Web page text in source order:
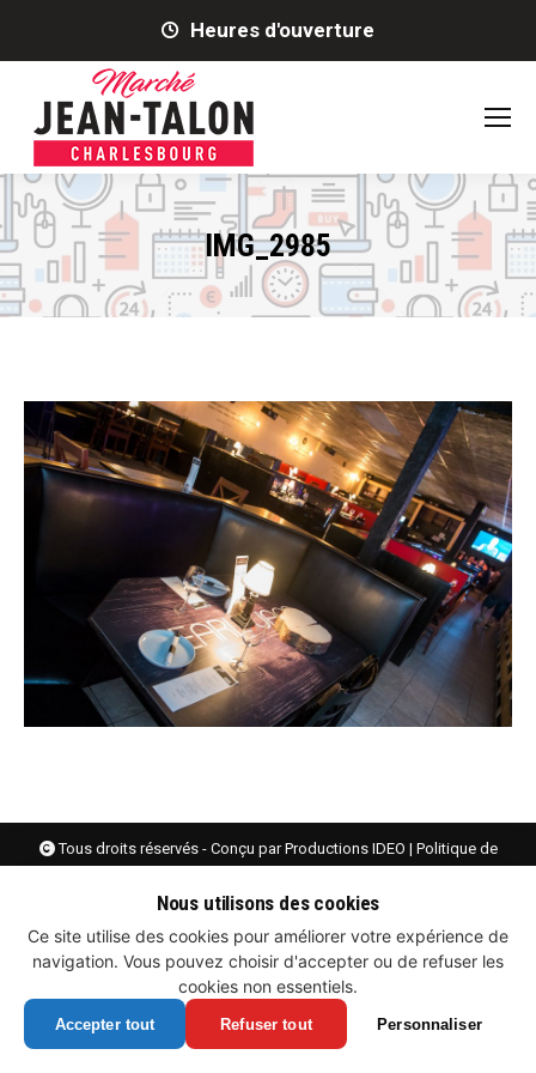
Heures d'ouverture
IMG_2985
Tous droits réservés - Conçu parProductions IDEO | Politique de
Nous utilisons des cookies
Ce site utilise des cookies pour améliorer votre expérience de
navigation. Vous pouvez choisir d'accepter ou de refuser les
cookies non essentiels.
Accepter tout Refuser tout Personnaliser